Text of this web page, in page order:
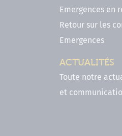
Emergences en
Retour sur les
Emergences
ACTUALITÉS
Toute notre
et